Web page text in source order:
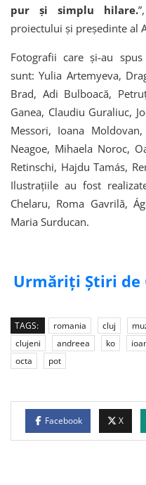
pur și simplu hilare.
proiectului și președinte al
Fotografii care și-au
sunt: Yulia Artemyeva,
Brad, Adi Bulboacă,
Ganea, Claudiu Guraliuc,
Messori, Ioana
Neagoe, Mihaela Noroc,
Retinschi, Hajdu Tamás,
Ilustrațiile au fost
Chelaru, Roma Gavrilă,
Maria Surducan.
Urmăriți Știri de
TAGS: romania cluj
clujeni
andreea ko
octa
pot
Facebook X